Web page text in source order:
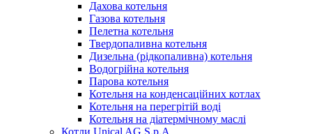
Дахова котельня
Газова котельня
Пелетна котельня
Твердопаливна котельня
Дизельна (рідкопаливна) котельня
Водогрійна котельня
Парова котельня
Котельня на конденсаційних котлах
Котельня на перегрітій воді
Котельня на діатермічному маслі
Котли Unical AG S.p.A